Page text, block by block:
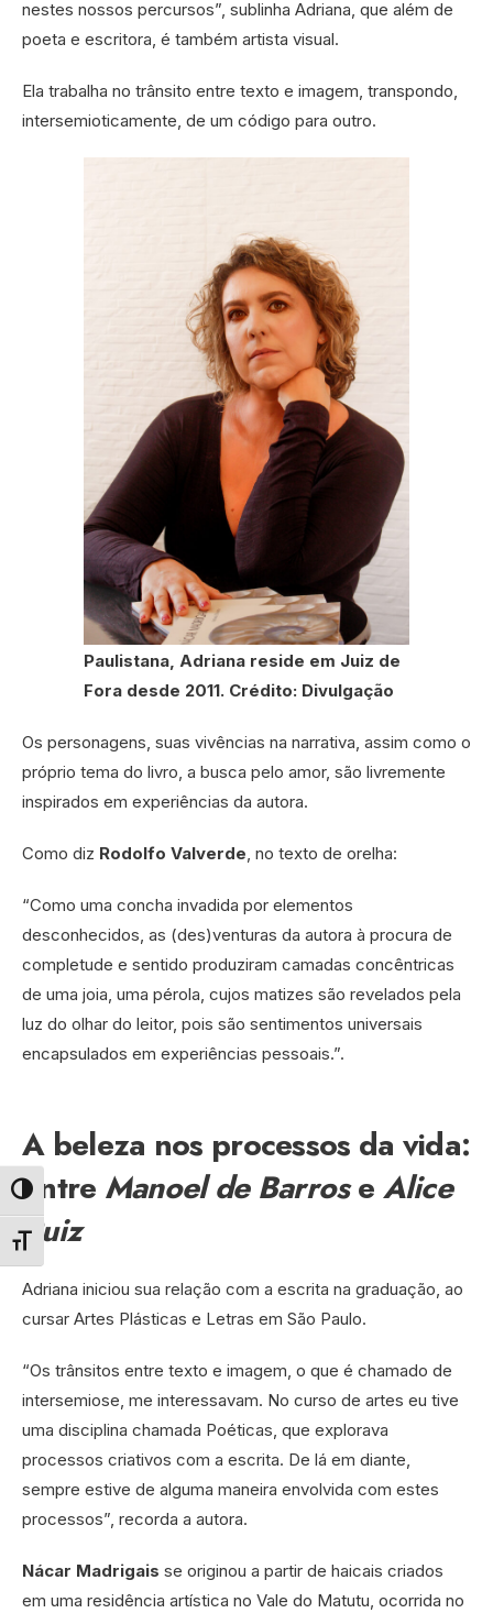
Alternar alto contraste
Alternar tamanho da fonte
nestes nossos percursos”, sublinha Adriana, que além de
poeta e escritora, é também artista visual.
Ela trabalha no trânsito entre texto e imagem, transpondo,
intersemioticamente, de um código para outro.
Paulistana, Adriana reside em Juiz de
Fora desde 2011. Crédito: Divulgação
Os personagens, suas vivências na narrativa, assim como o
próprio tema do livro, a busca pelo amor, são livremente
inspirados em experiências da autora.
Como diz Rodolfo Valverde , no texto de orelha:
“Como uma concha invadida por elementos
desconhecidos, as (des)venturas da autora à procura de
completude e sentido produziram camadas concêntricas
de uma joia, uma pérola, cujos matizes são revelados pela
luz do olhar do leitor, pois são sentimentos universais
encapsulados em experiências pessoais.”.
A beleza nos processos da vida:
entre Manoel de BarroseAlice
Ruiz
Adriana iniciou sua relação com a escrita na graduação, ao
cursar Artes Plásticas e Letras em São Paulo.
“Os trânsitos entre texto e imagem, o que é chamado de
intersemiose, me interessavam. No curso de artes eu tive
uma disciplina chamada Poéticas, que explorava
processos criativos com a escrita. De lá em diante,
sempre estive de alguma maneira envolvida com estes
processos”, recorda a autora.
Nácar Madrigais se originou a partir de haicais criados
em uma residência artística no Vale do Matutu, ocorrida no